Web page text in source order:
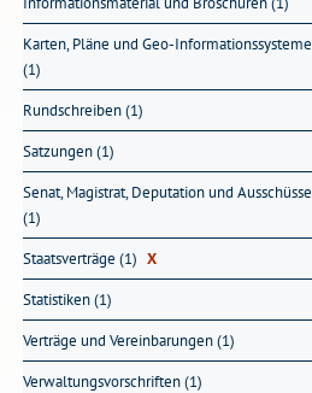
Karten, Pläne und Geo-Informationssysteme
(1)
Rundschreiben (1)
Satzungen (1)
Senat, Magistrat, Deputation und Ausschüsse
(1)
Staatsverträge (1) X
Statistiken (1)
Verträge und Vereinbarungen (1)
Verwaltungsvorschriften (1)